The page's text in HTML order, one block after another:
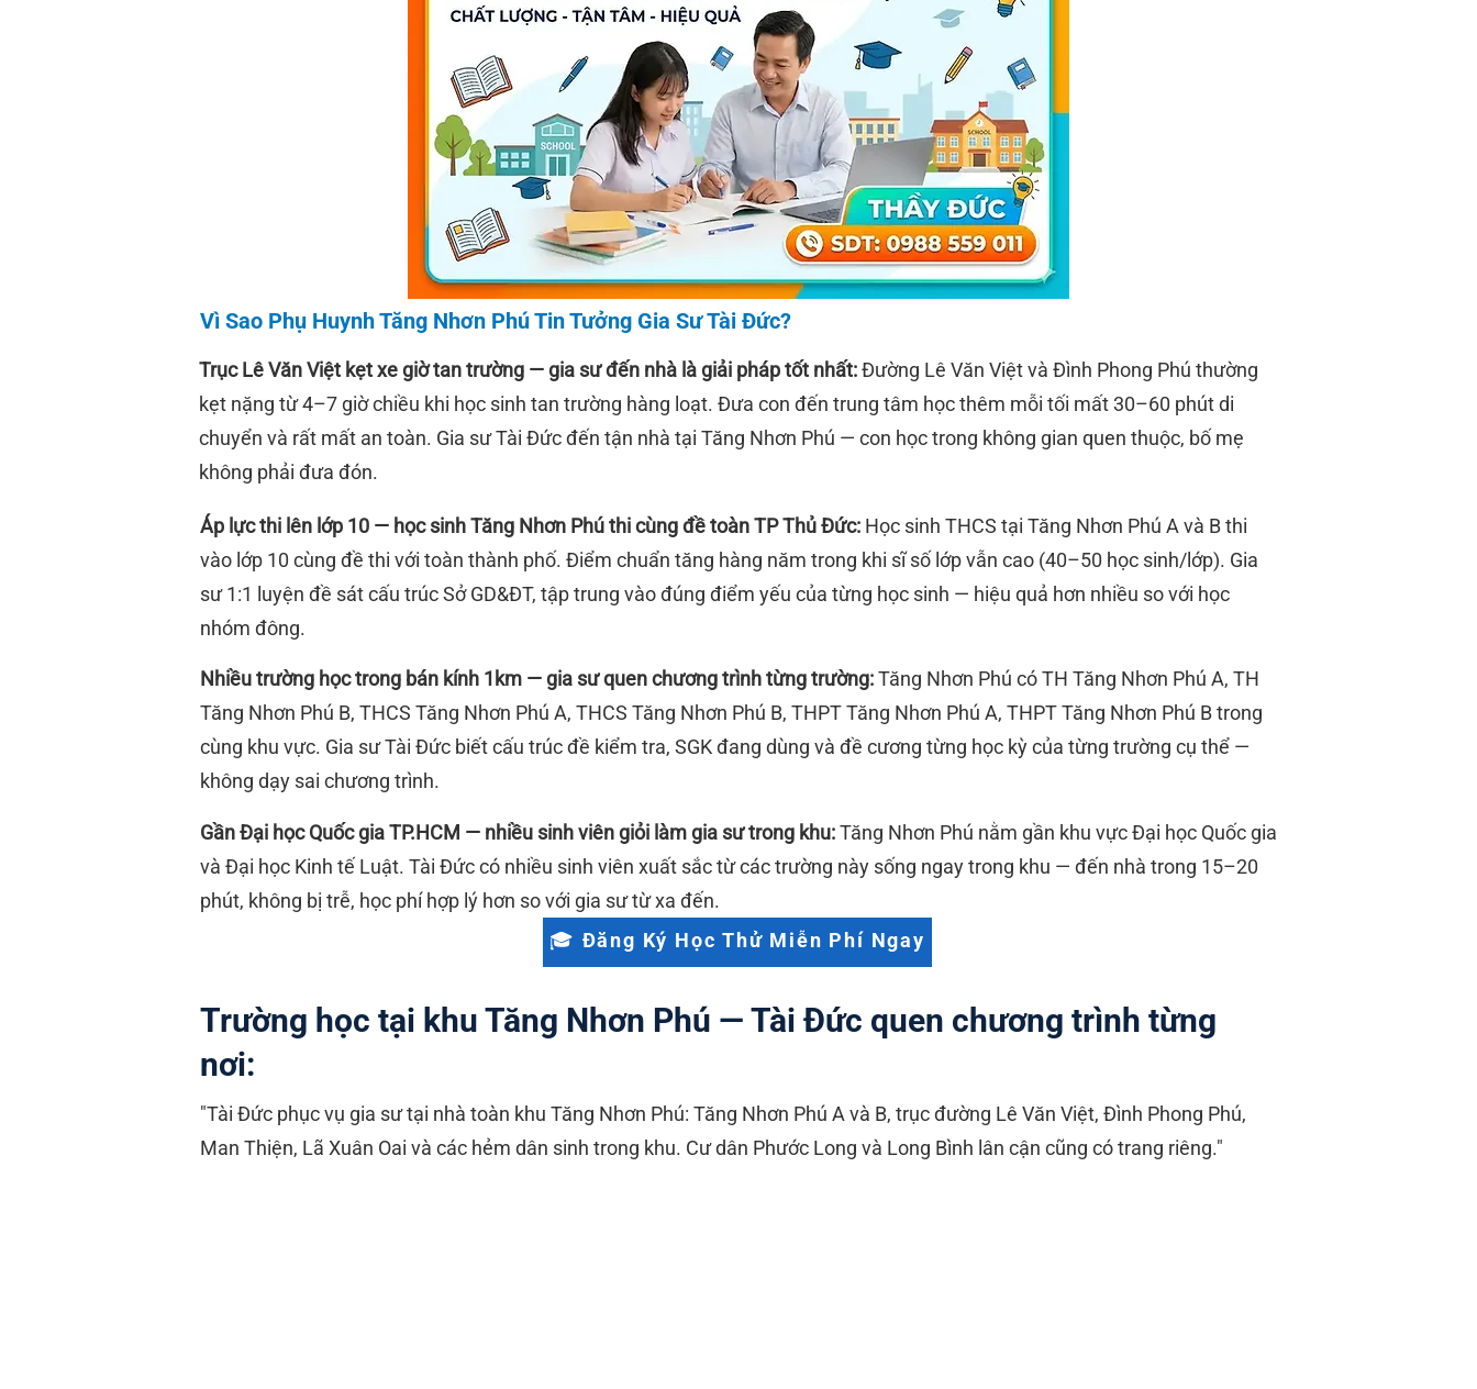
Vì Sao Phụ Huynh Tăng Nhơn Phú Tin Tưởng Gia Sư Tài Đức?
Trục Lê Văn Việt kẹt xe giờ tan trường — gia sư đến nhà là giải pháp tốt nhất:Đường Lê Văn Việt và Đình Phong Phú thường
kẹt nặng từ 4–7 giờ chiều khi học sinh tan trường hàng loạt. Đưa con đến trung tâm học thêm mỗi tối mất 30–60 phút di
chuyển và rất mất an toàn. Gia sư Tài Đức đến tận nhà tại Tăng Nhơn Phú — con học trong không gian quen thuộc, bố mẹ
không phải đưa đón.
Áp lực thi lên lớp 10 — học sinh Tăng Nhơn Phú thi cùng đề toàn TP Thủ Đức: Học sinh THCS tại Tăng Nhơn Phú A và B thi
vào lớp 10 cùng đề thi với toàn thành phố. Điểm chuẩn tăng hàng năm trong khi sĩ số lớp vẫn cao (40–50 học sinh/lớp). Gia
sư 1:1 luyện đề sát cấu trúc Sở GD&ĐT, tập trung vào đúng điểm yếu của từng học sinh — hiệu quả hơn nhiều so với học
nhóm đông.
Nhiều trường học trong bán kính 1km — gia sư quen chương trình từng trường:Tăng Nhơn Phú có TH Tăng Nhơn Phú A, TH
Tăng Nhơn Phú B, THCS Tăng Nhơn Phú A, THCS Tăng Nhơn Phú B, THPT Tăng Nhơn Phú A, THPT Tăng Nhơn Phú B trong
cùng khu vực. Gia sư Tài Đức biết cấu trúc đề kiểm tra, SGK đang dùng và đề cương từng học kỳ của từng trường cụ thể —
không dạy sai chương trình.
Gần Đại học Quốc gia TP.HCM — nhiều sinh viên giỏi làm gia sư trong khu:Tăng Nhơn Phú nằm gần khu vực Đại học Quốc gia
và Đại học Kinh tế Luật. Tài Đức có nhiều sinh viên xuất sắc từ các trường này sống ngay trong khu — đến nhà trong 15–20
phút, không bị trễ, học phí hợp lý hơn so với gia sư từ xa đến.
🎓 Đăng Ký Học Thử Miễn Phí Ngay
Trường học tại khu Tăng Nhơn Phú — Tài Đức quen chương trình từng
nơi:
"Tài Đức phục vụ gia sư tại nhà toàn khu Tăng Nhơn Phú: Tăng Nhơn Phú A và B, trục đường Lê Văn Việt, Đình Phong Phú,
Man Thiện, Lã Xuân Oai và các hẻm dân sinh trong khu. Cư dân Phước Long và Long Bình lân cận cũng có trang riêng."